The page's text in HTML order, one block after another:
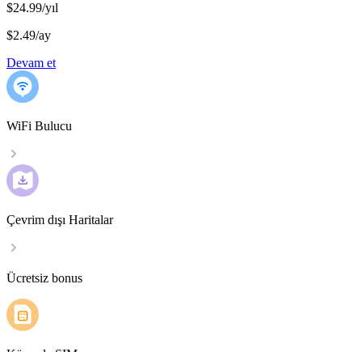
$24.99/yıl
$2.49/ay
Devam et
WiFi Bulucu
Çevrim dışı Haritalar
Ücretsiz bonus